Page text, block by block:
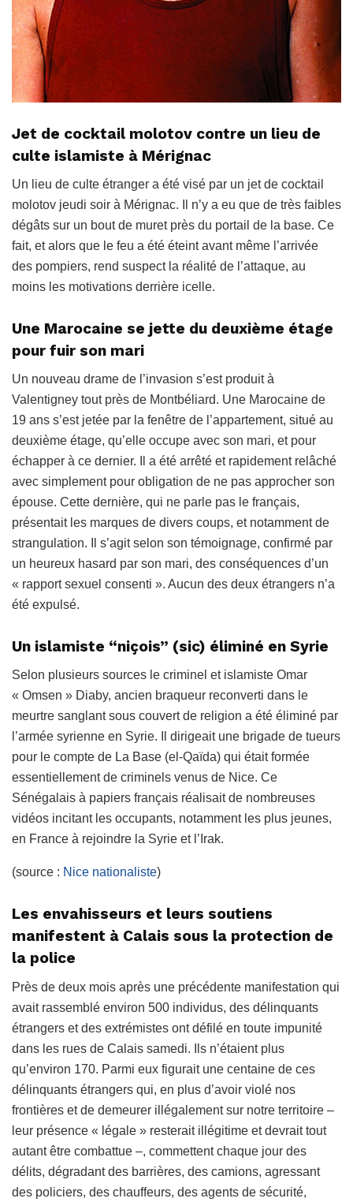
Jet de cocktail molotov contre un lieu de
culte islamiste à Mérignac
Un lieu de culte étranger a été visé par un jet de cocktail
molotov jeudi soir à Mérignac. Il n’y a eu que de très faibles
dégâts sur un bout de muret près du portail de la base. Ce
fait, et alors que le feu a été éteint avant même l’arrivée
des pompiers, rend suspect la réalité de l’attaque, au
moins les motivations derrière icelle.
Une Marocaine se jette du deuxième étage
pour fuir son mari
Un nouveau drame de l’invasion s’est produit à
Valentigney tout près de Montbéliard. Une Marocaine de
19 ans s’est jetée par la fenêtre de l’appartement, situé au
deuxième étage, qu’elle occupe avec son mari, et pour
échapper à ce dernier. Il a été arrêté et rapidement relâché
avec simplement pour obligation de ne pas approcher son
épouse. Cette dernière, qui ne parle pas le français,
présentait les marques de divers coups, et notamment de
strangulation. Il s’agit selon son témoignage, confirmé par
un heureux hasard par son mari, des conséquences d’un
« rapport sexuel consenti ». Aucun des deux étrangers n’a
été expulsé.
Un islamiste “niçois” (sic) éliminé en Syrie
Selon plusieurs sources le criminel et islamiste Omar
« Omsen » Diaby, ancien braqueur reconverti dans le
meurtre sanglant sous couvert de religion a été éliminé par
l’armée syrienne en Syrie. Il dirigeait une brigade de tueurs
pour le compte de La Base (el-Qaïda) qui était formée
essentiellement de criminels venus de Nice. Ce
Sénégalais à papiers français réalisait de nombreuses
vidéos incitant les occupants, notamment les plus jeunes,
en France à rejoindre la Syrie et l’Irak.
(source : Nice nationaliste)
Les envahisseurs et leurs soutiens
manifestent à Calais sous la protection de
la police
Près de deux mois après une précédente manifestation qui
avait rassemblé environ 500 individus, des délinquants
étrangers et des extrémistes ont défilé en toute impunité
dans les rues de Calais samedi. Ils n’étaient plus
qu’environ 170. Parmi eux figurait une centaine de ces
délinquants étrangers qui, en plus d’avoir violé nos
frontières et de demeurer illégalement sur notre territoire –
leur présence « légale » resterait illégitime et devrait tout
autant être combattue –, commettent chaque jour des
délits, dégradant des barrières, des camions, agressant
des policiers, des chauffeurs, des agents de sécurité,